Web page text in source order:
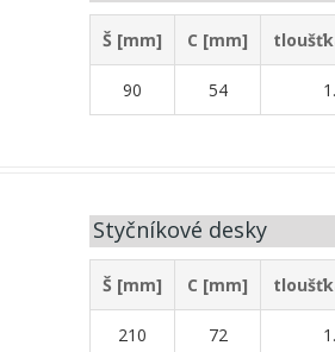
Š [mm] C [mm]
90 54
Styčníkové desky
Š [mm] C [mm]
210 72